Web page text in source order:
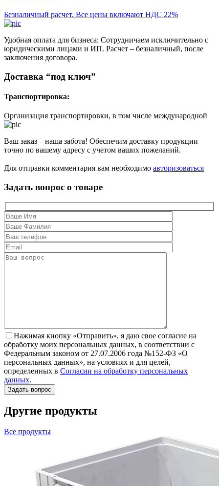
Безналичный расчет. Все цены включают НДС 22%
Удобная оплата для бизнеса: Сотрудничаем исключительно с
юридическими лицами и ИП. Расчет – безналичный, после
заключения договора.
Доставка “под ключ”
Транспортировка:
Организация транспортировки, в том числе международной
Ваш заказ – наша забота! Обеспечим доставку продукции
точно по вашему адресу с учетом ваших пожеланий.
Для отправки комментария вам необходимо авторизоваться
Задать вопрос о товаре
Нажимая кнопку «Отправить», я даю свое согласие на
обработку моих персональных данных, в соответствии с
Федеральным законом от 27.07.2006 года №152-ФЗ «О
персональных данных», на условиях и для целей,
определенных в Согласии на обработку персональных
данных.
Другие продукты
Все продукты